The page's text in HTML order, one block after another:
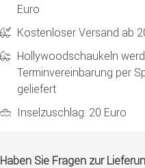
Euro
Kostenloser Versand ab
Hollywoodschaukeln
Terminvereinbarung per
geliefert
Inselzuschlag: 20 Euro
Haben Sie Fragen zur